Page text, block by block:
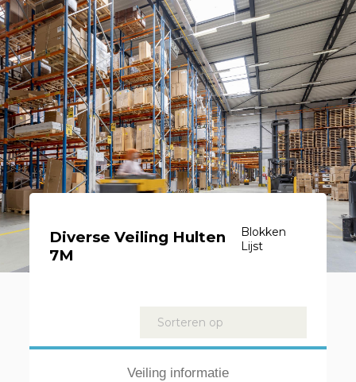
Diverse Veiling Hulten
7M
Blokken
Lijst
Kavels
Veiling informatie
Sorteren op